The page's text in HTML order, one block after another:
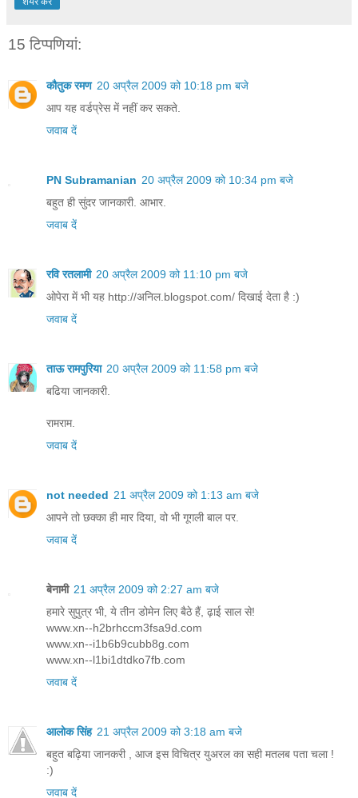
15 टिप्‍पणियां:
कौतुक रमण 20 अप्रैल 2009 को 10:18 pm बजे
आप यह वर्डप्रेस में नहीं कर सकते.
जवाब दें
PN Subramanian 20 अप्रैल 2009 को 10:34 pm बजे
बहुत ही सुंदर जानकारी. आभार.
जवाब दें
रवि रतलामी 20 अप्रैल 2009 को 11:10 pm बजे
ओपेरा में भी यह http://अनिल.blogspot.com/ दिखाई देता है :)
जवाब दें
ताऊ रामपुरिया 20 अप्रैल 2009 को 11:58 pm बजे
बढिया जानकारी.
रामराम.
जवाब दें
not needed 21 अप्रैल 2009 को 1:13 am बजे
आपने तो छक्का ही मार दिया, वो भी गूगली बाल पर.
जवाब दें
बेनामी 21 अप्रैल 2009 को 2:27 am बजे
हमारे सुपुत्र भी, ये तीन डोमेन लिए बैठे हैं, ढ़ाई साल से!
www.xn--h2brhccm3fsa9d.com
www.xn--i1b6b9cubb8g.com
www.xn--l1bi1dtdko7fb.com
जवाब दें
आलोक सिंह 21 अप्रैल 2009 को 3:18 am बजे
बहुत बढ़िया जानकरी , आज इस विचित्र युअरल का सही मतलब पता चला !
:)
जवाब दें